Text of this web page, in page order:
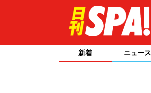
新着 ニュース